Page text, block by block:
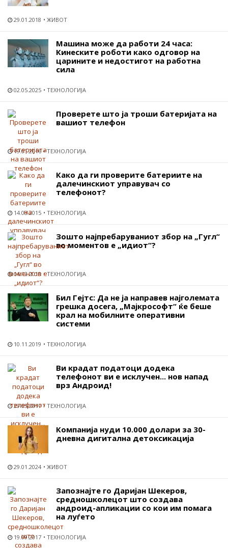
29.01.2018 ЖИВОТ
Машина може да работи 24 часа:
Кинеските роботи како одговор на
царините и недостигот на работна
сила
02.05.2025 ТЕХНОЛОГИЈА
Проверете што ја троши батеријата на
вашиот телефон
19.01.2016 ТЕХНОЛОГИЈА
Како да ги проверите батериите на
далечинскиот управувач со
телефонот?
14.08.2015 ТЕХНОЛОГИЈА
Зошто најпребаруваниот збор на „Гугл“
во моментов е „идиот“?
14.12.2018 ТЕХНОЛОГИЈА
Бил Гејтс: Да не ја направев најголемата
грешка досега, „Мајкрософт“ ќе беше
крал на мобилните оперативни
системи
10.11.2019 ТЕХНОЛОГИЈА
Ви крадат податоци додека
телефонот ви е исклучен... нов напад
врз Андроид!
29.05.2017 ТЕХНОЛОГИЈА
Компанија нуди 10.000 долари за 30-
дневна дигитална детоксикација
29.01.2024 ЖИВОТ
Запознајте го Даријан Шекеров,
средношколецот што создава
андроид-апликации со кои им помага
на луѓето
19.09.2017 ТЕХНОЛОГИЈА